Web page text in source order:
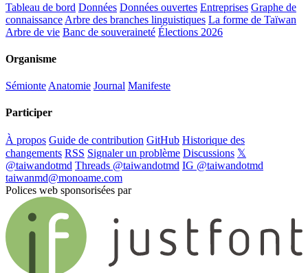
Tableau de bord Données Données ouvertes Entreprises Graphe de
connaissance Arbre des branches linguistiques La forme de Taïwan
Arbre de vie Banc de souveraineté Élections 2026
Organisme
Sémionte Anatomie Journal Manifeste
Participer
À propos Guide de contribution GitHub Historique des
changements RSS Signaler un problème Discussions 𝕏
@taiwandotmd Threads @taiwandotmd IG @taiwandotmd
taiwanmd@monoame.com
Polices web sponsorisées par